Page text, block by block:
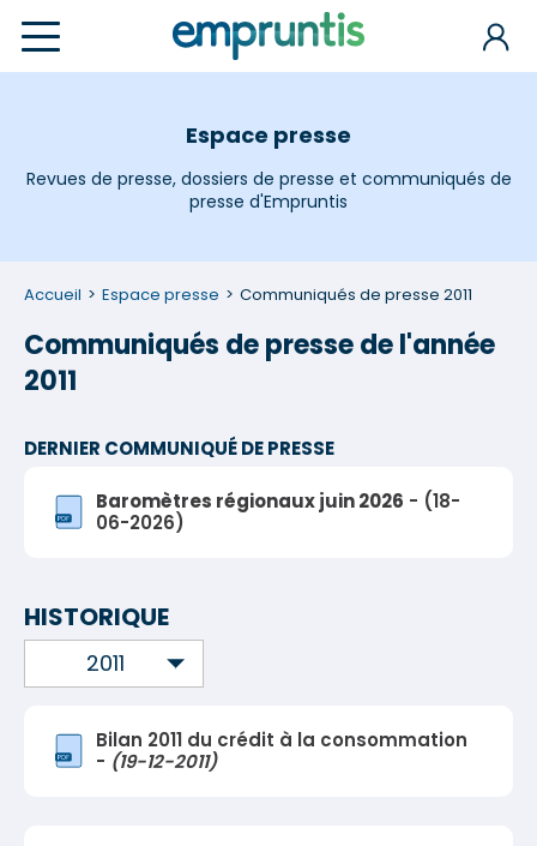
Espace presse
Revues de presse, dossiers de presse et communiqués de
presse d'Empruntis
Accueil Espace presse Communiqués de presse 2011
Communiqués de presse de l'année
2011
DERNIER COMMUNIQUÉ DE PRESSE
Baromètres régionaux juin 2026 - (18-
06-2026)
HISTORIQUE
2011
Bilan 2011 du crédit à la consommation
- (19-12-2011)